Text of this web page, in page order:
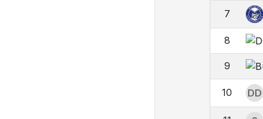
7
8
9
10 DD